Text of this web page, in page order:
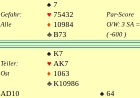
♠ 7
Gefahr: ♥ 75432
Par-Score
Alle
♦ 10984 O/W: 3 SA =
♣B73 ( -600 )
♠ K7
Teiler: ♥ AK7
Ost ♦ 1063
♣K10986
AD10 ♠ 64